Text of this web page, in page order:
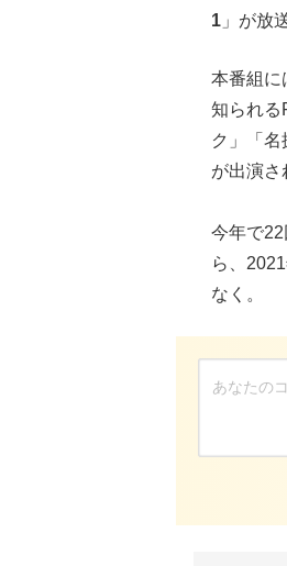
1 」が放
本番組に
知られる
ク」「
が出演さ
今年で
ら、
なく。